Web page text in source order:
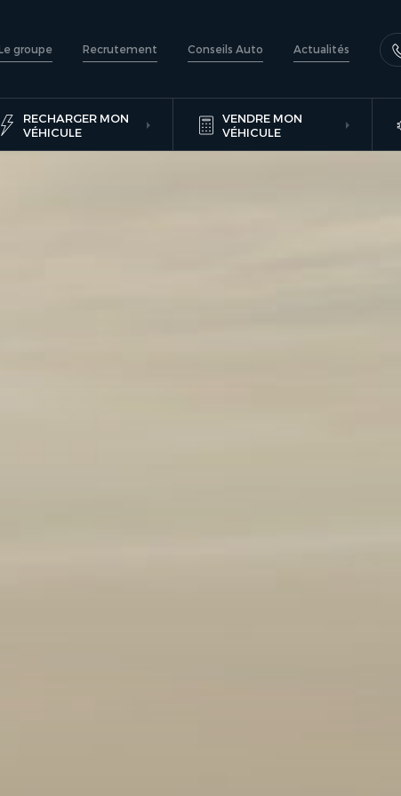
groupe Recrutement Conseils Auto Actualités
RECHARGER MON
VÉHICULE
VENDRE MON
VÉHICULE